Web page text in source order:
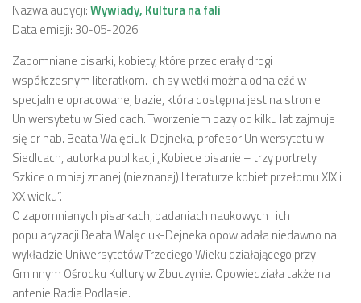
Nazwa audycji:Wywiady, Kultura na fali
Data emisji: 30-05-2026
Zapomniane pisarki, kobiety, które przecierały drogi
współczesnym literatkom. Ich sylwetki można odnaleźć w
specjalnie opracowanej bazie, która dostępna jest na stronie
Uniwersytetu w Siedlcach. Tworzeniem bazy od kilku lat zajmuje
się dr hab. Beata Walęciuk-Dejneka, profesor Uniwersytetu w
Siedlcach, autorka publikacji „Kobiece pisanie – trzy portrety.
Szkice o mniej znanej (nieznanej) literaturze kobiet przełomu XIX i
XX wieku”.
O zapomnianych pisarkach, badaniach naukowych i ich
popularyzacji Beata Walęciuk-Dejneka opowiadała niedawno na
wykładzie Uniwersytetów Trzeciego Wieku działającego przy
Gminnym Ośrodku Kultury w Zbuczynie. Opowiedziała także na
antenie Radia Podlasie.